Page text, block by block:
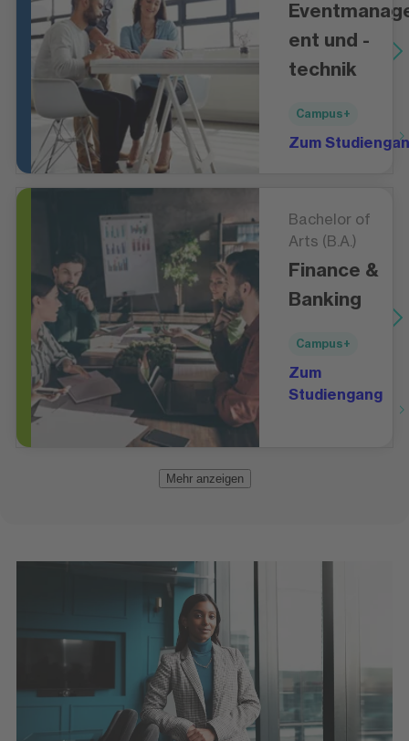
ent und -
technik
Campus+
Zum
Bachelor of
Arts (B.A.)
Finance &
Banking
Campus+
Zum
Studiengang
Mehr anzeigen